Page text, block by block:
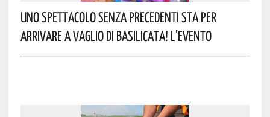
Uno Spettacolo Senza Precedenti Sta Per
Arrivare A Vaglio Di Basilicata! L’evento